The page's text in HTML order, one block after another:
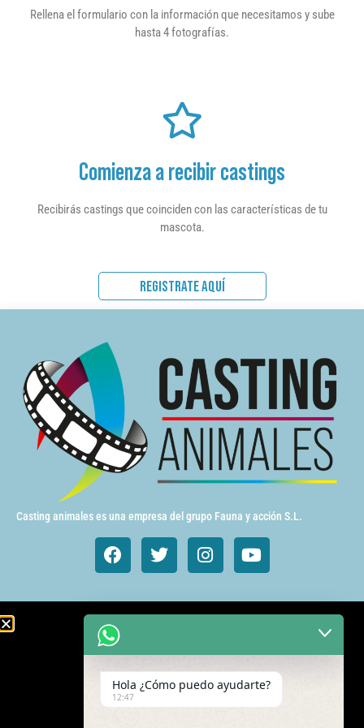
Rellena el formulario con la información que necesitamos y sube
hasta 4 fotografías.
Comienza a recibir castings
Recibirás castings que coinciden con las características de tu
mascota.
REGISTRATE AQUÍ
Casting animales es una empresa del grupo Fauna y acción S.L.
Animales de cine y TV
Gatos
Mamímeros Exóticos
Hola ¿Cómo puedo ayudarte?
12:47